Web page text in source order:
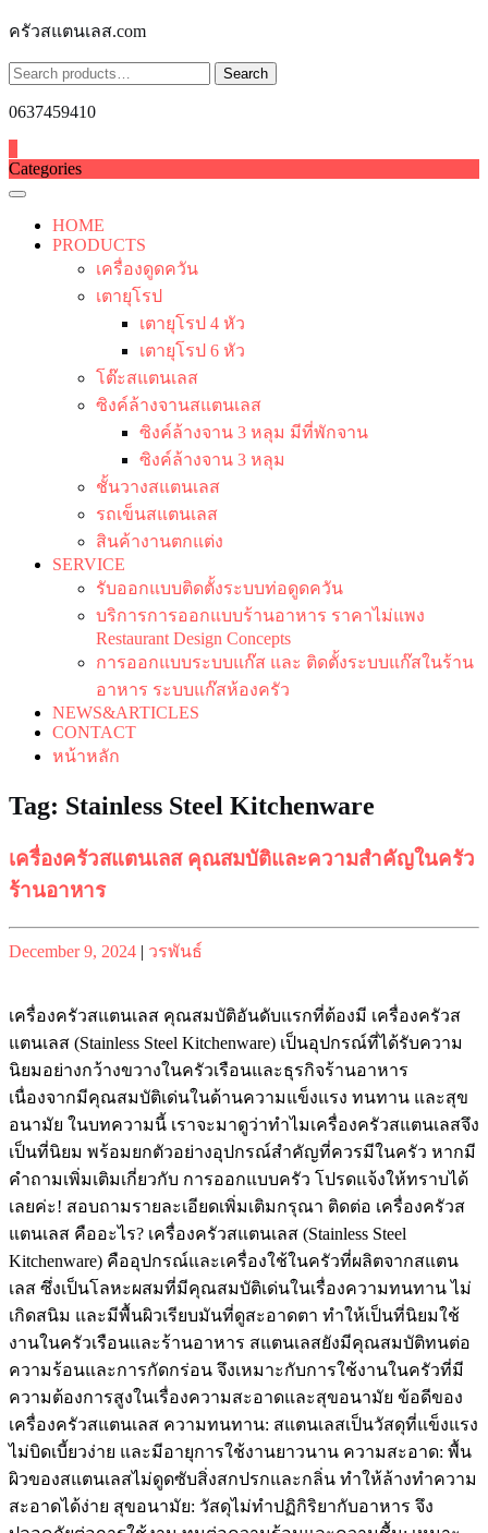
Skip
content
ครัวสแตนเลส.com
Search
for:
Search
0637459410
Categories
HOME
PRODUCTS
เครื่องดูดควัน
เตายุโรป
เตายุโรป 4 หัว
เตายุโรป 6 หัว
โต๊ะสแตนเลส
ซิงค์ล้างจานสแตนเลส
ซิงค์ล้างจาน 3 หลุม มีที่พักจาน
ซิงค์ล้างจาน 3 หลุม
ชั้นวางสแตนเลส
รถเข็นสแตนเลส
สินค้างานตกแต่ง
SERVICE
รับออกแบบติดตั้งระบบท่อดูดควัน
บริการการออกแบบร้านอาหาร ราคาไม่แพง
Restaurant Design Concepts
การออกแบบระบบแก๊ส และ ติดตั้งระบบแก๊สในร้าน
อาหาร ระบบแก๊สห้องครัว
NEWS&ARTICLES
CONTACT
หน้าหลัก
Tag: Stainless Steel Kitchenware
เครื่องครัวสแตนเลส คุณสมบัติและความสำคัญในครัว
ร้านอาหาร
Posted
December 9, 2024 | Posted
วรพันธ์
เครื่องครัวสแตนเลส คุณสมบัติอันดับแรกที่ต้องมี เครื่องครัวส
แตนเลส (Stainless Steel Kitchenware) เป็นอุปกรณ์ที่ได้รับความ
นิยมอย่างกว้างขวางในครัวเรือนและธุรกิจร้านอาหาร
เนื่องจากมีคุณสมบัติเด่นในด้านความแข็งแรง ทนทาน และสุข
อนามัย ในบทความนี้ เราจะมาดูว่าทำไมเครื่องครัวสแตนเลสจึง
เป็นที่นิยม พร้อมยกตัวอย่างอุปกรณ์สำคัญที่ควรมีในครัว หากมี
คำถามเพิ่มเติมเกี่ยวกับ การออกแบบครัว โปรดแจ้งให้ทราบได้
เลยค่ะ! สอบถามรายละเอียดเพิ่มเติมกรุณา ติดต่อ เครื่องครัวส
แตนเลส คืออะไร? เครื่องครัวสแตนเลส (Stainless Steel
Kitchenware) คืออุปกรณ์และเครื่องใช้ในครัวที่ผลิตจากสแตน
เลส ซึ่งเป็นโลหะผสมที่มีคุณสมบัติเด่นในเรื่องความทนทาน ไม่
เกิดสนิม และมีพื้นผิวเรียบมันที่ดูสะอาดตา ทำให้เป็นที่นิยมใช้
งานในครัวเรือนและร้านอาหาร สแตนเลสยังมีคุณสมบัติทนต่อ
ความร้อนและการกัดกร่อน จึงเหมาะกับการใช้งานในครัวที่มี
ความต้องการสูงในเรื่องความสะอาดและสุขอนามัย ข้อดีของ
เครื่องครัวสแตนเลส ความทนทาน: สแตนเลสเป็นวัสดุที่แข็งแรง
ไม่บิดเบี้ยวง่าย และมีอายุการใช้งานยาวนาน ความสะอาด: พื้น
ผิวของสแตนเลสไม่ดูดซับสิ่งสกปรกและกลิ่น ทำให้ล้างทำความ
สะอาดได้ง่าย สุขอนามัย: วัสดุไม่ทำปฏิกิริยากับอาหาร จึง